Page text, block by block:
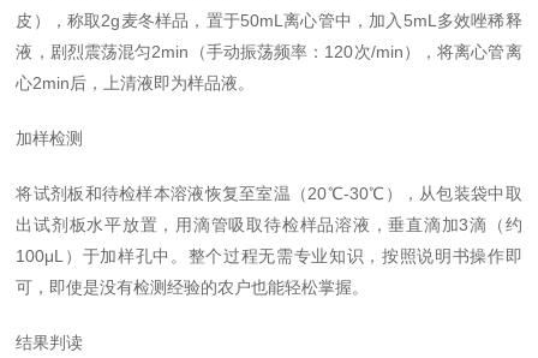
皮），称取2g麦冬样品，置于50mL离心管中，加入5mL多效唑稀释
液，剧烈震荡混匀2min（手动振荡频率：120次/min），将离心管离
心2min后，上清液即为样品液。
加样检测
将试剂板和待检样本溶液恢复至室温（20℃-30℃），从包装袋中取
出试剂板水平放置，用滴管吸取待检样品溶液，垂直滴加3滴（约
100μL）于加样孔中。整个过程无需专业知识，按照说明书操作即
可，即使是没有检测经验的农户也能轻松掌握。
结果判读